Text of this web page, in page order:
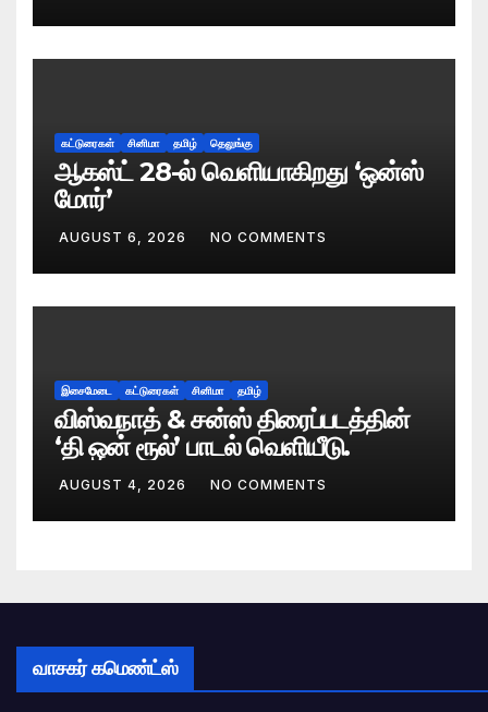
கட்டுரைகள் சினிமா தமிழ் தெலுங்கு
ஆகஸ்ட் 28-ல் வெளியாகிறது ‘ஒன்ஸ்
மோர்’
AUGUST 6, 2026 NO COMMENTS
இசைமேடை கட்டுரைகள் சினிமா தமிழ்
விஸ்வநாத் & சன்ஸ் திரைப்படத்தின்
‘தி ஒன் ரூல்’ பாடல் வெளியீடு.
AUGUST 4, 2026 NO COMMENTS
வாசகர் கமெண்ட்ஸ்